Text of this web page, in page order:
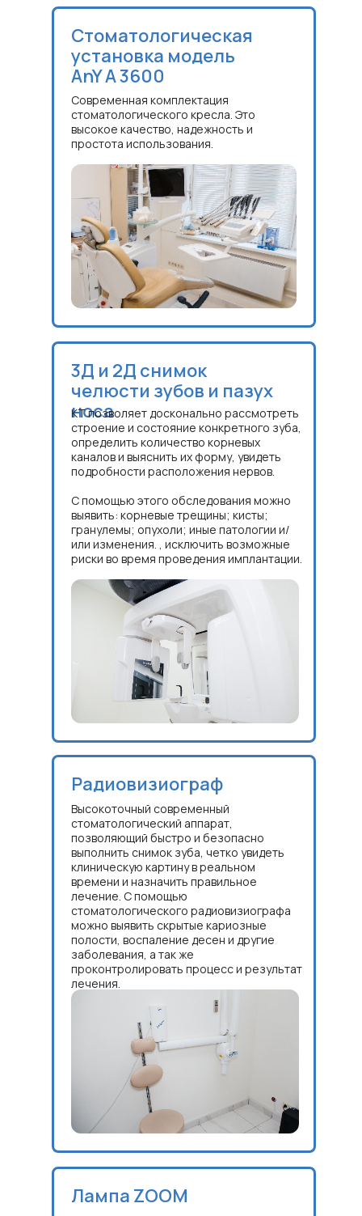
Стоматологическая
установка модель
AnY A 3600
Современная комплектация
стоматологического кресла. Это
высокое качество, надежность и
простота использования.
3Д и 2Д снимок
челюсти зубов и пазух
носа
КТ позволяет досконально рассмотреть
строение и состояние конкретного зуба,
определить количество корневых
каналов и выяснить их форму, увидеть
подробности расположения нервов.
С помощью этого обследования можно
выявить: корневые трещины; кисты;
гранулемы; опухоли; иные патологии и/
или изменения. , исключить возможные
риски во время проведения имплантации.
Радиовизиограф
Высокоточный современный
стоматологический аппарат,
позволяющий быстро и безопасно
выполнить снимок зуба, четко увидеть
клиническую картину в реальном
времени и назначить правильное
лечение. С помощью
стоматологического радиовизиографа
можно выявить скрытые кариозные
полости, воспаление десен и другие
заболевания, а так же
проконтролировать процесс и результат
лечения.
Лампа ZOOM